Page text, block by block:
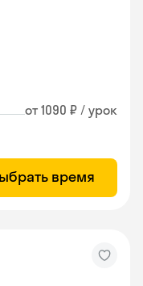
от 1090 ₽ / урок
время